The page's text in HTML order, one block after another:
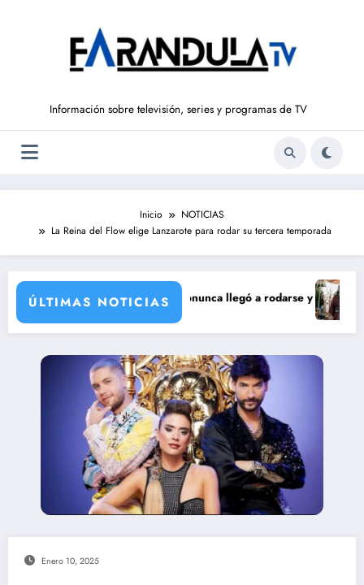
Información sobre televisión, series y programas de TV
Inicio
NOTICIAS
La Reina del Flow elige Lanzarote para rodar su tercera temporada
ÚLTIMAS NOTICIAS
de María Castro
de Carmina Ordóñez que nunca llegó a rodarse y que convertía a
Enero 10, 2025